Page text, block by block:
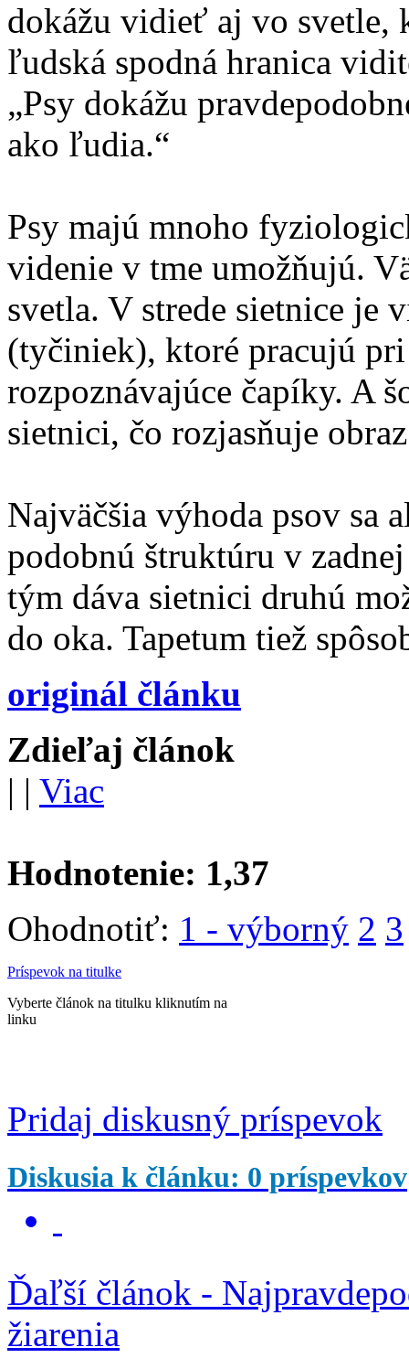
dokážu vidieť aj vo svetle,
ľudská spodná hranica
„Psy dokážu
ako ľudia.“
Psy majú mnoho
videnie v tme umožňujú.
svetla. V strede sietnice je
(tyčiniek), ktoré pracujú
rozpoznávajúce čapíky. A
sietnici, čo rozjasňuje
Najväčšia výhoda psov sa
podobnú štruktúru v
tým dáva sietnici druhú
do oka. Tapetum tiež
originál článku
Zdieľaj článok
| | Viac
Hodnotenie: 1,37
Ohodnotiť: 1 - výborný 2 3
Príspevok na titulke
Vyberte článok na titulku kliknutím na
linku
Pridaj diskusný príspevok
Diskusia k článku: 0 príspevkov
Ďaľší článok -
žiarenia